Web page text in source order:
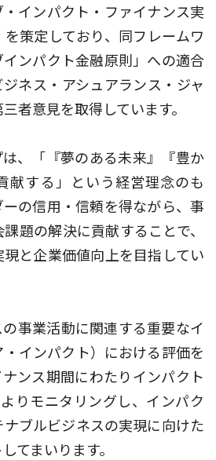
インパクト・ファイナンス実
策定しており、同フレームワ
ンパクト金融原則」への適合
ネス・アシュアランス・ジャ
者意見を取得しています。
、「『夢のある未来』『豊か
献する」という経営理念のも
の信用・信頼を得ながら、事
題の解決に貢献することで、
と企業価値向上を目指してい
事業活動に関連する重要なイ
インパクト）における評価を
ンス期間にわたりインパクト
りモニタリングし、インパク
ブルビジネスの実現に向けた
てまいります。